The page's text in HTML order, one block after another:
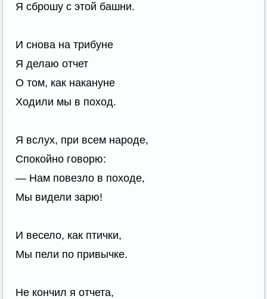
Я сброшу с этой башни.
И снова на трибуне
Я делаю отчет
О том, как накануне
Ходили мы в поход.
Я вслух, при всем народе,
Спокойно говорю:
— Нам повезло в походе,
Мы видели зарю!
И весело, как птички,
Мы пели по привычке.
Не кончил я отчета,